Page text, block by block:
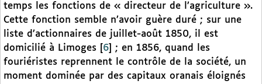
temps les fonctions de « directeur de l’agriculture ».
Cette fonction semble n’avoir guère duré ; sur une
liste d’actionnaires de juillet-août 1850, il est
domicilié à Limoges
6
; en 1856, quand les
fouriéristes reprennent le contrôle de la société, un
moment dominée par des capitaux oranais éloignés